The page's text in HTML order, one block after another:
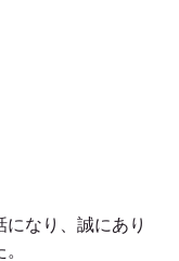
なり、誠にあり